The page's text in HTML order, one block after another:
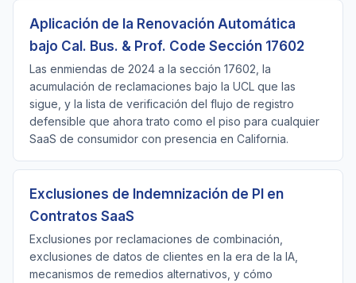
Aplicación de la Renovación Automática
bajo Cal. Bus. & Prof. Code Sección 17602
Las enmiendas de 2024 a la sección 17602, la
acumulación de reclamaciones bajo la UCL que las
sigue, y la lista de verificación del flujo de registro
defensible que ahora trato como el piso para cualquier
SaaS de consumidor con presencia en California.
Exclusiones de Indemnización de PI en
Contratos SaaS
Exclusiones por reclamaciones de combinación,
exclusiones de datos de clientes en la era de la IA,
mecanismos de remedios alternativos, y cómo